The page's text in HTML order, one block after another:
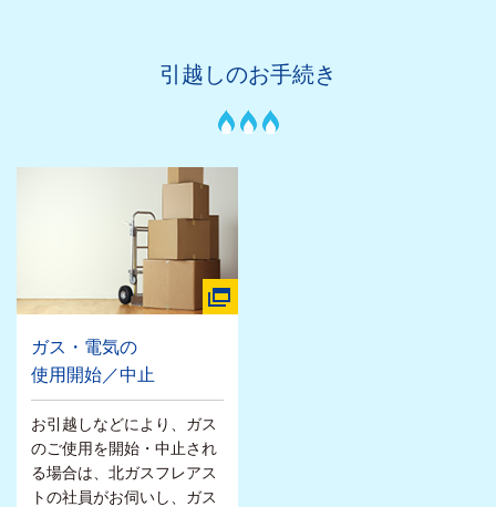
引越しのお手続き
ガス・電気の
使用開始／中止
お引越しなどにより、ガス
のご使用を開始・中止され
る場合は、北ガスフレアス
トの社員がお伺いし、ガス